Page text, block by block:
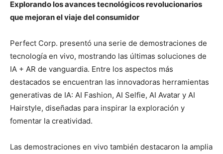
Explorando los avances tecnológicos revolucionarios
que mejoran el viaje del consumidor
Perfect Corp. presentó una serie de demostraciones de
tecnología en vivo, mostrando las últimas soluciones de
IA + AR de vanguardia. Entre los aspectos más
destacados se encuentran las innovadoras herramientas
generativas de IA: AI Fashion, AI Selfie, AI Avatar y AI
Hairstyle, diseñadas para inspirar la exploración y
fomentar la creatividad.
Las demostraciones en vivo también destacaron la amplia